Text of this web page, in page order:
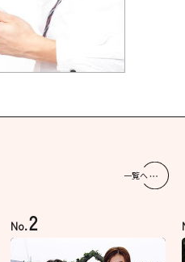
一覧へ
No.2